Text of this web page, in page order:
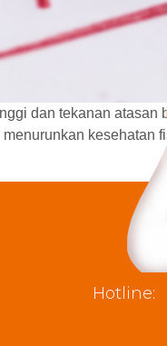
dan tekanan
Hotline: